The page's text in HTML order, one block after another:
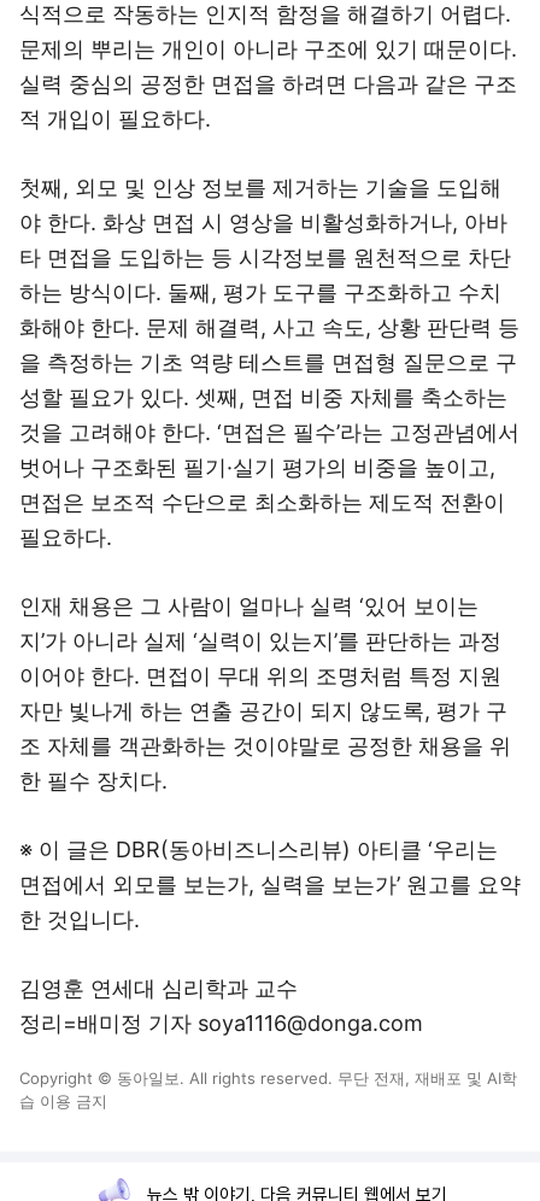
식적으로 작동하는 인지적 함정을 해결하기 어렵다.
문제의 뿌리는 개인이 아니라 구조에 있기 때문이다.
실력 중심의 공정한 면접을 하려면 다음과 같은 구조
적 개입이 필요하다.
첫째, 외모 및 인상 정보를 제거하는 기술을 도입해
야 한다. 화상 면접 시 영상을 비활성화하거나, 아바
타 면접을 도입하는 등 시각정보를 원천적으로 차단
하는 방식이다. 둘째, 평가 도구를 구조화하고 수치
화해야 한다. 문제 해결력, 사고 속도, 상황 판단력 등
을 측정하는 기초 역량 테스트를 면접형 질문으로 구
성할 필요가 있다. 셋째, 면접 비중 자체를 축소하는
것을 고려해야 한다. ‘면접은 필수’라는 고정관념에서
벗어나 구조화된 필기·실기 평가의 비중을 높이고,
면접은 보조적 수단으로 최소화하는 제도적 전환이
필요하다.
인재 채용은 그 사람이 얼마나 실력 ‘있어 보이는
지’가 아니라 실제 ‘실력이 있는지’를 판단하는 과정
이어야 한다. 면접이 무대 위의 조명처럼 특정 지원
자만 빛나게 하는 연출 공간이 되지 않도록, 평가 구
조 자체를 객관화하는 것이야말로 공정한 채용을 위
한 필수 장치다.
※ 이 글은 DBR(동아비즈니스리뷰) 아티클 ‘우리는
면접에서 외모를 보는가, 실력을 보는가’ 원고를 요약
한 것입니다.
김영훈 연세대 심리학과 교수
정리=배미정 기자 soya1116@donga.com
Copyright © 동아일보. All rights reserved. 무단 전재, 재배포 및 AI학
습 이용 금지
뉴스 밖 이야기, 다음 커뮤니티 웹에서 보기